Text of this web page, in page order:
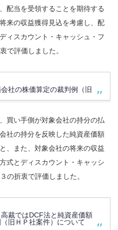
配当を受領することを期待する
来の収益獲得見込を考慮し、配
ィスカウント・キャッシュ・フ
で評価しました。
社の株価算定の裁判例（旧
買い手側が対象会社の持分の払
社の持分を反映した純資産価額
、また、対象会社の将来の収益
式とディスカウント・キャッシ
の折衷で評価しました。
裁ではDCF法と純資産価額
旧ＨＰ社案件）について